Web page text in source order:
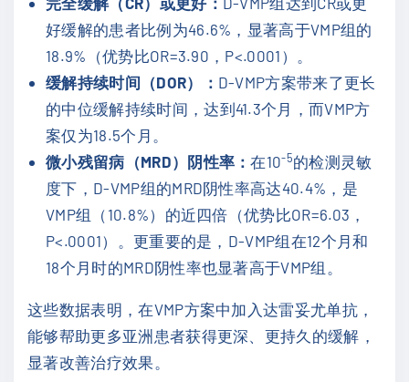
好缓解的患者比例为46.6%，显著高于VMP组的
18.9%（优势比OR=3.90，P<.0001）。
缓解持续时间（DOR）： D-VMP方案带来了更长
的中位缓解持续时间，达到41.3个月，而VMP方
案仅为18.5个月。
微小残留病（MRD）阴性率：在10-5的检测灵敏
度下，D-VMP组的MRD阴性率高达40.4%，是
VMP组（10.8%）的近四倍（优势比OR=6.03，
P<.0001）。更重要的是，D-VMP组在12个月和
18个月时的MRD阴性率也显著高于VMP组。
这些数据表明，在VMP方案中加入达雷妥尤单抗，
能够帮助更多亚洲患者获得更深、更持久的缓解，
显著改善治疗效果。